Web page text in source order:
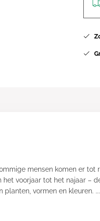
mensen komen er
voorjaar tot het najaar –
planten, vormen en kleuren. ...